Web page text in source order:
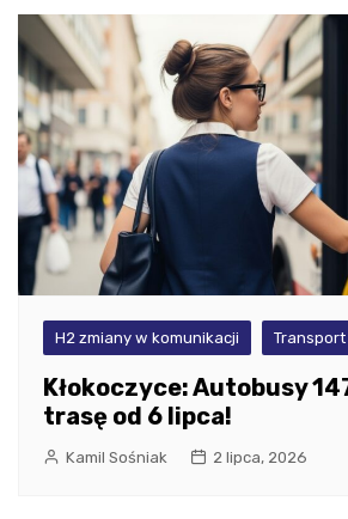
H2 zmiany w komunikacji Transport
Kłokoczyce: Autobusy
trasę od 6 lipca!
Kamil Sośniak 2 lipca, 2026